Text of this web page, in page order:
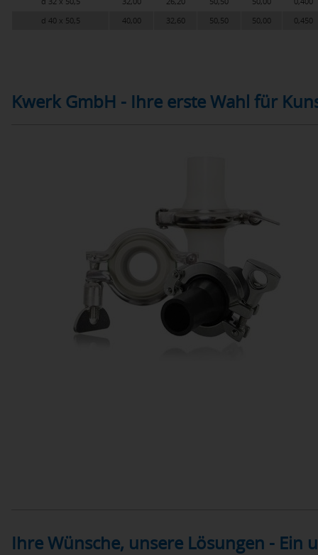
d 40 x 50,5
40,00 32,60 50,50 50,00 0,450
Kwerk GmbH - Ihre erste Wahl für
Ihre Wünsche, unsere Lösungen -